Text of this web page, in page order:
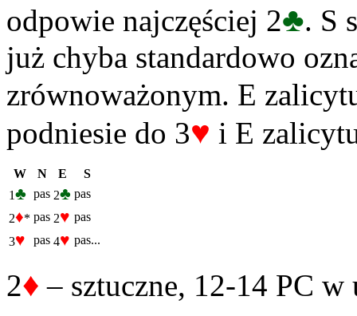
odpowie najczęściej 2♣. S
już chyba standardowo
zrównoważonym. E
podniesie do 3♥ i E
W N E
S
1♣ pas 2♣ pas
2♦* pas 2♥ pas
3♥ pas 4♥ pas...
2♦ – sztuczne, 12-14 PC